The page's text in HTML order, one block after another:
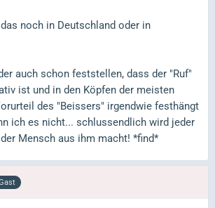
noch in Deutschland oder in
auch schon feststellen, dass der "Ruf"
ist und in den Köpfen der meisten
des "Beissers" irgendwie festhängt
ich es nicht... schlussendlich wird jeder
Mensch aus ihm macht! *find*